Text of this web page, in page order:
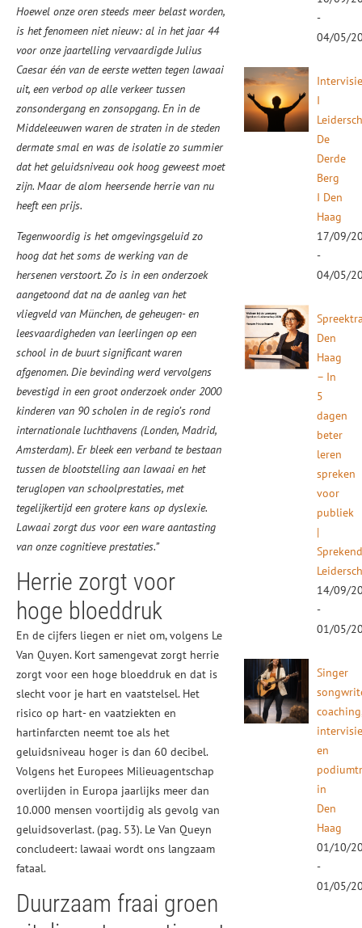
Hoewel onze oren steeds meer belast worden,
is het fenomeen niet nieuw: al in het jaar 44
voor onze jaartelling vervaardigde Julius
Caesar één van de eerste wetten tegen lawaai
uit, een verbod op alle verkeer tussen
zonsondergang en zonsopgang. En in de
Middeleeuwen waren de straten in de steden
dermate smal en was de isolatie zo summier
dat het geluidsniveau ook hoog geweest moet
zijn. Maar de alom heersende herrie van nu
heeft een prijs.
Tegenwoordig is het omgevingsgeluid zo
hoog dat het soms de werking van de
hersenen verstoort. Zo is in een onderzoek
aangetoond dat na de aanleg van het
vliegveld van München, de geheugen- en
leesvaardigheden van leerlingen op een
school in de buurt significant waren
afgenomen. Die bevinding werd vervolgens
bevestigd in een groot onderzoek onder 2000
kinderen van 90 scholen in de regio’s rond
internationale luchthavens (Londen, Madrid,
Amsterdam). Er bleek een verband te bestaan
tussen de blootstelling aan lawaai en het
teruglopen van schoolprestaties, met
tegelijkertijd een grotere kans op dyslexie.
Lawaai zorgt dus voor een ware aantasting
van onze cognitieve prestaties.”
Herrie zorgt voor
hoge bloeddruk
En de cijfers liegen er niet om, volgens Le
Van Quyen. Kort samengevat zorgt herrie
zorgt voor een hoge bloeddruk en dat is
slecht voor je hart en vaatstelsel. Het
risico op hart- en vaatziekten en
hartinfarcten neemt toe als het
geluidsniveau hoger is dan 60 decibel.
Volgens het Europees Milieuagentschap
overlijden in Europa jaarlijks meer dan
10.000 mensen voortijdig als gevolg van
geluidsoverlast. (pag. 53). Le Van Queyn
concludeert: lawaai wordt ons langzaam
fataal.
Duurzaam fraai groen
-
04/05/
I
De
Derde
Berg
I Den
Haag
17/09/
-
04/05/
Den
Haag
– In
5
dagen
beter
leren
spreken
voor
publiek
|
14/09/
-
01/05/
Singer
en
in
Den
Haag
01/10/
-
01/05/